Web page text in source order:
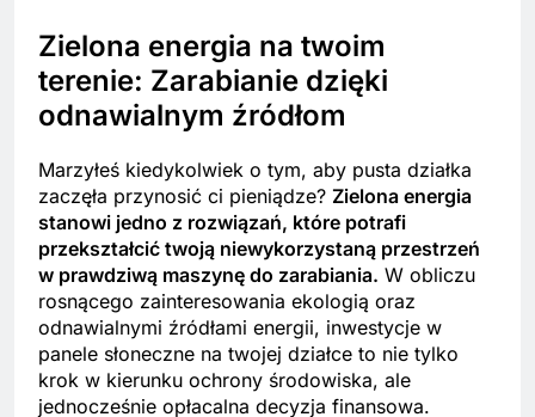
Zielona energia na twoim
terenie: Zarabianie dzięki
odnawialnym źródłom
Marzyłeś kiedykolwiek o tym, aby pusta działka
zaczęła przynosić ci pieniądze? Zielona energia
stanowi jedno z rozwiązań, które potrafi
przekształcić twoją niewykorzystaną przestrzeń
w prawdziwą maszynę do zarabiania. W obliczu
rosnącego zainteresowania ekologią oraz
odnawialnymi źródłami energii, inwestycje w
panele słoneczne na twojej działce to nie tylko
krok w kierunku ochrony środowiska, ale
jednocześnie opłacalna decyzja finansowa.